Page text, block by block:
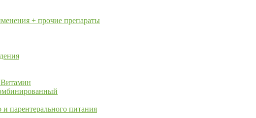
+ прочие препараты
Витамин
парентерального питания